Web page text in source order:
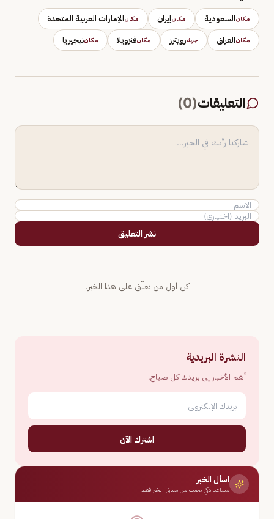
مكانالسعودية مكانإيران مكانالإمارات العربية المتحدة
مكانالعراق جهةرويترز مكانفنزويلا مكاننيجيريا
التعليقات(
0
)
نشر التعليق
كن أول من يعلّق على هذا الخبر.
النشرة البريدية
أهم الأخبار إلى بريدك كل صباح.
اشترك الآن
اسأل الخبر
مساعد ذكي يجيب من سياق الخبر فقط